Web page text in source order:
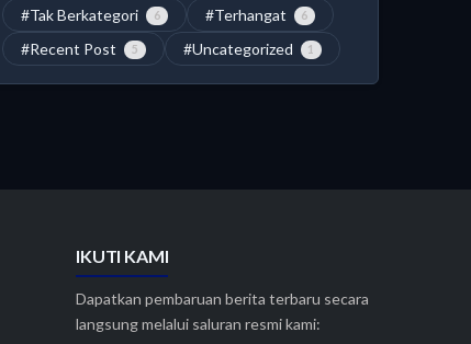
#Tak Berkategori 6 #Terhangat 6
#Recent Post 5 #Uncategorized 1
IKUTI KAMI
Dapatkan pembaruan berita terbaru secara
langsung melalui saluran resmi kami: